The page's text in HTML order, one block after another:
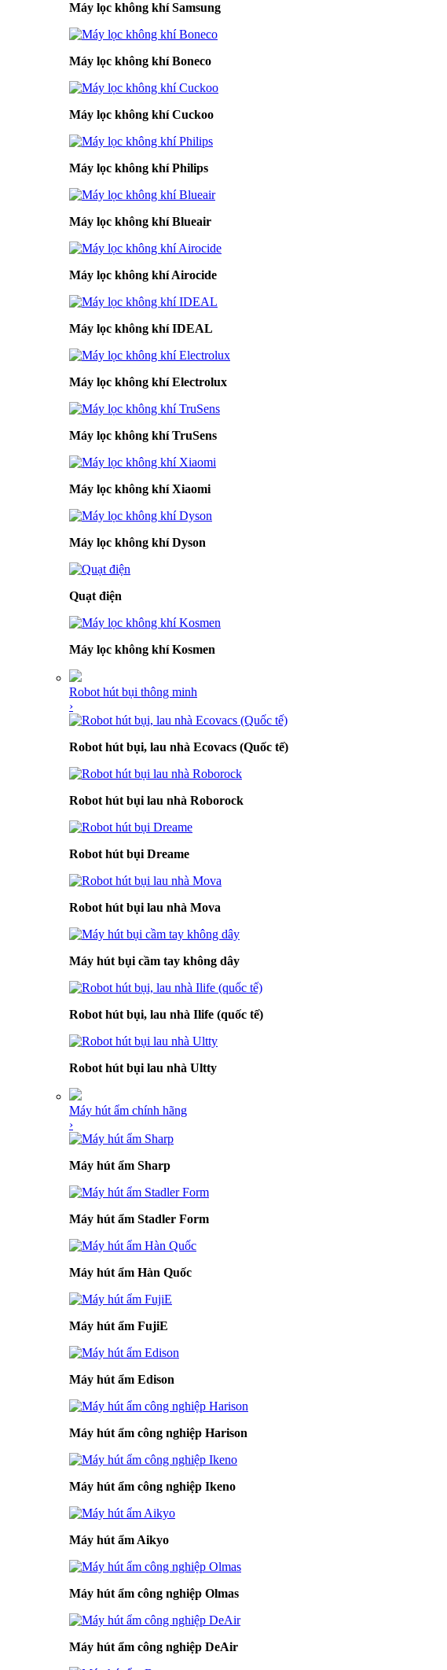
Máy lọc không khí Samsung
Máy lọc không khí Boneco
Máy lọc không khí Cuckoo
Máy lọc không khí Philips
Máy lọc không khí Blueair
Máy lọc không khí Airocide
Máy lọc không khí IDEAL
Máy lọc không khí Electrolux
Máy lọc không khí TruSens
Máy lọc không khí Xiaomi
Máy lọc không khí Dyson
Quạt điện
Máy lọc không khí Kosmen
Robot hút bụi thông minh
›
Robot hút bụi, lau nhà Ecovacs (Quốc tế)
Robot hút bụi lau nhà Roborock
Robot hút bụi Dreame
Robot hút bụi lau nhà Mova
Máy hút bụi cầm tay không dây
Robot hút bụi, lau nhà Ilife (quốc tế)
Robot hút bụi lau nhà Ultty
Máy hút ẩm chính hãng
›
Máy hút ẩm Sharp
Máy hút ẩm Stadler Form
Máy hút ẩm Hàn Quốc
Máy hút ẩm FujiE
Máy hút ẩm Edison
Máy hút ẩm công nghiệp Harison
Máy hút ẩm công nghiệp Ikeno
Máy hút ẩm Aikyo
Máy hút ẩm công nghiệp Olmas
Máy hút ẩm công nghiệp DeAir